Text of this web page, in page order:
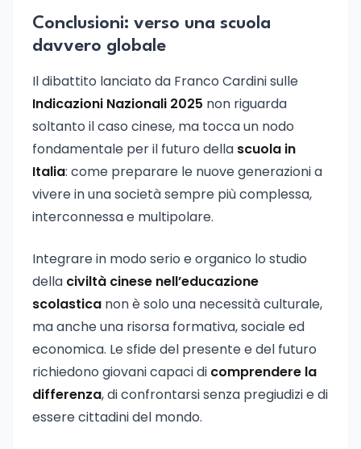
Conclusioni: verso una scuola
davvero globale
Il dibattito lanciato da Franco Cardini sulle
Indicazioni Nazionali 2025 non riguarda
soltanto il caso cinese, ma tocca un nodo
fondamentale per il futuro della scuola in
Italia: come preparare le nuove generazioni a
vivere in una società sempre più complessa,
interconnessa e multipolare.
Integrare in modo serio e organico lo studio
della civiltà cinese nell’educazione
scolastica non è solo una necessità culturale,
ma anche una risorsa formativa, sociale ed
economica. Le sfide del presente e del futuro
richiedono giovani capaci di comprendere la
differenza, di confrontarsi senza pregiudizi e di
essere cittadini del mondo.